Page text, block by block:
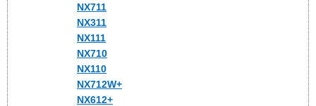
NX711
NX311
NX111
NX710
NX110
NX712W+
NX612+